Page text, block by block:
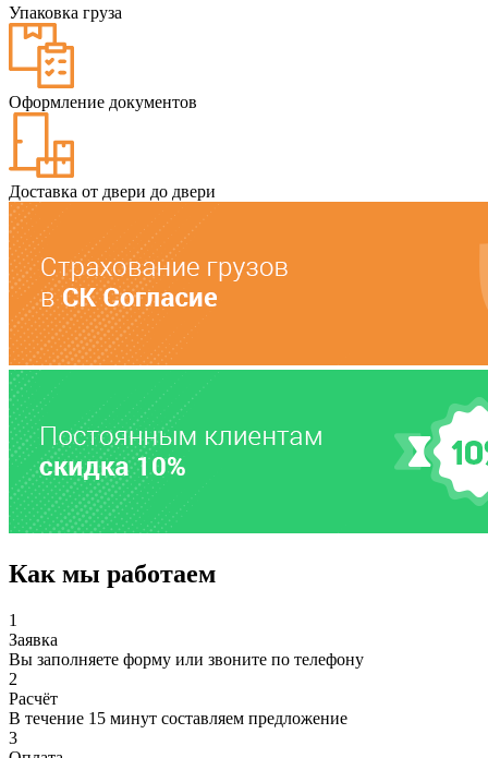
Упаковка груза
Оформление документов
Доставка от двери до двери
Как мы работаем
1
Заявка
Вы заполняете форму или звоните по телефону
2
Расчёт
В течение 15 минут составляем предложение
3